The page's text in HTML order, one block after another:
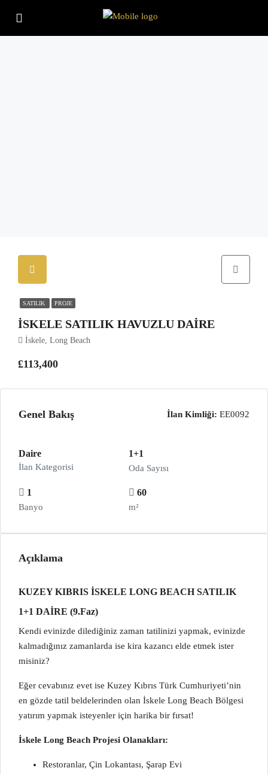
SATILIK PROJE
İSKELE SATILIK HAVUZLU DAIRE
İskele, Long Beach
£113,400
Genel Bakış İlan Kimliği: EE0092
Daire
İlan Kategorisi
1+1
Oda Sayısı
1
Banyo
60
m²
Açıklama
KUZEY KIBRIS İSKELE LONG BEACH SATILIK
1+1 DAİRE (9.Faz)
Kendi evinizde dilediğiniz zaman tatilinizi yapmak, evinizde
kalmadığınız zamanlarda ise kira kazancı elde etmek ister
misiniz?
Eğer cevabınız evet ise Kuzey Kıbrıs Türk Cumhuriyeti’nin
en gözde tatil beldelerinden olan İskele Long Beach Bölgesi
yatırım yapmak isteyenler için harika bir fırsat!
İskele Long Beach Projesi Olanakları:
Restoranlar, Çin Lokantası, Şarap Evi